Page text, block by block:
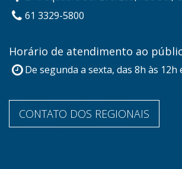
61 3329-5800
Horário de atendimento ao
De segunda a sexta, das 8h às 12h
CONTATO DOS REGIONAIS